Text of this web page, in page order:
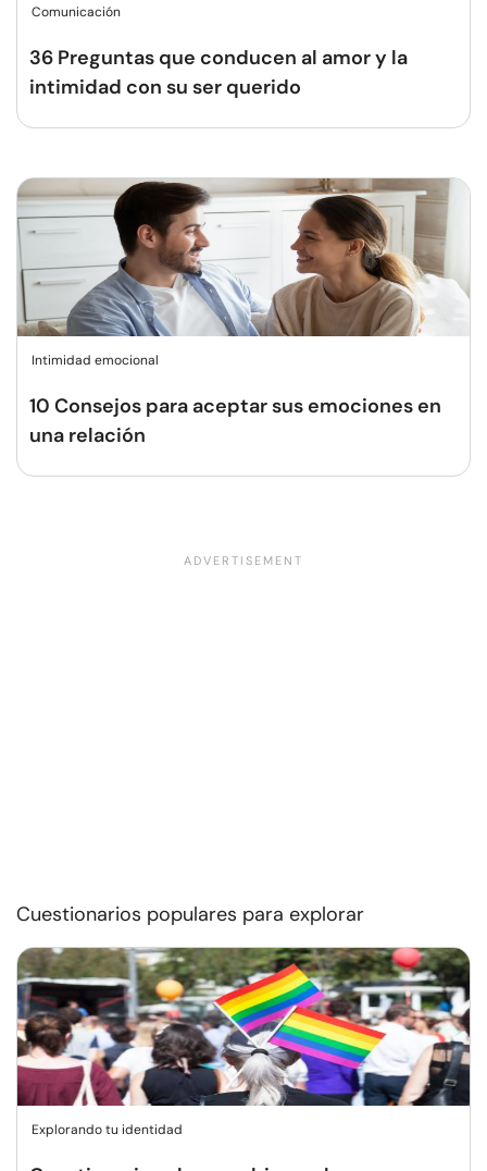
Comunicación
36 Preguntas que conducen al amor y la
intimidad con su ser querido
Intimidad emocional
10 Consejos para aceptar sus emociones en
una relación
Cuestionarios populares para explorar
Explorando tu identidad